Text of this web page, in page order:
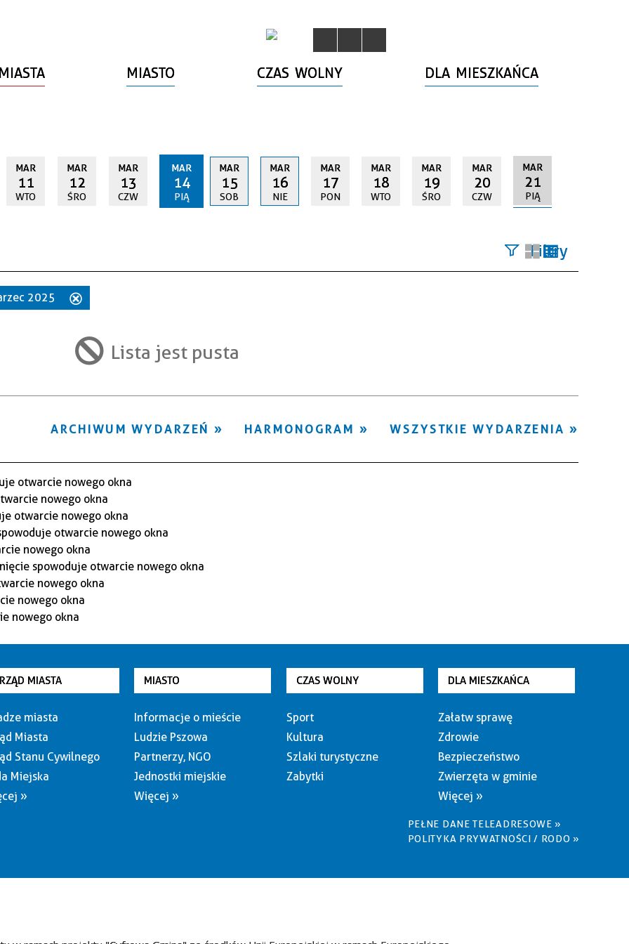
MIASTO CZAS WOLNY DLA MIESZKAŃCA
MAR
11
WTO
MAR
12
ŚRO
MAR
13
CZW
MAR
14
PIĄ
MAR
15
SOB
MAR
16
NIE
MAR
17
PON
MAR
18
WTO
MAR
19
ŚRO
MAR
20
CZW
MAR
21
PIĄ
Filtry
Miejsce
2025
filtr
Lista jest pusta
WSZYSTKIE WYDARZENIA
HARMONOGRAM
ARCHIWUM WYDARZEŃ
MIASTA
miasta
Miasta
Stanu Cywilnego
Miejska
»
MIASTO
Informacje o mieście
Ludzie Pszowa
Partnerzy, NGO
Jednostki miejskie
Więcej »
CZAS WOLNY
Sport
Kultura
Szlaki turystyczne
Zabytki
DLA MIESZKAŃCA
Załatw sprawę
Zdrowie
Bezpieczeństwo
Zwierzęta w gminie
Więcej »
PEŁNE DANE TELEADRESOWE »
POLITYKA PRYWATNOŚCI / RODO »